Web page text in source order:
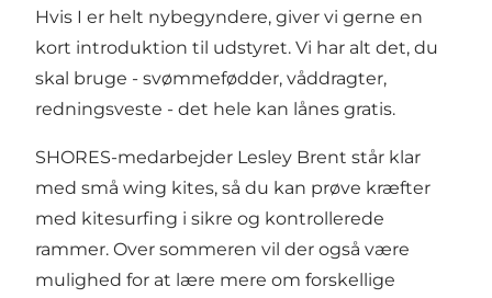
Hvis I er helt nybegyndere, giver vi gerne en
kort introduktion til udstyret. Vi har alt det, du
skal bruge - svømmefødder, våddragter,
redningsveste - det hele kan lånes gratis.
SHORES-medarbejder Lesley Brent står klar
med små wing kites, så du kan prøve kræfter
med kitesurfing i sikre og kontrollerede
rammer. Over sommeren vil der også være
mulighed for at lære mere om forskellige